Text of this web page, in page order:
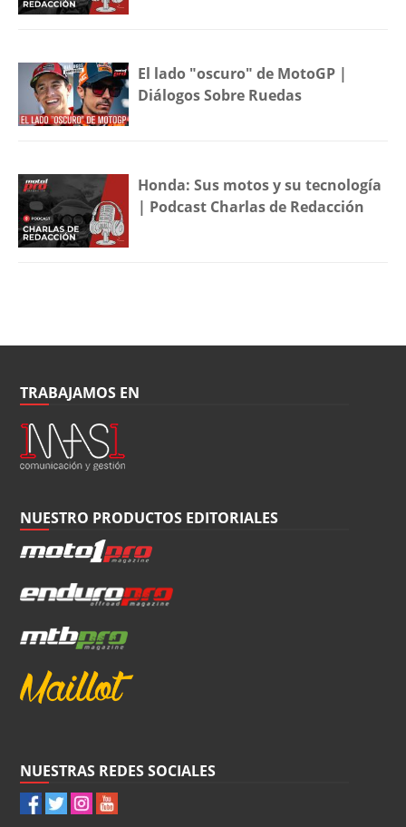
El lado "oscuro" de MotoGP |
Diálogos Sobre Ruedas
Honda: Sus motos y su tecnología
| Podcast Charlas de Redacción
TRABAJAMOS EN
NUESTRO PRODUCTOS EDITORIALES
NUESTRAS REDES SOCIALES